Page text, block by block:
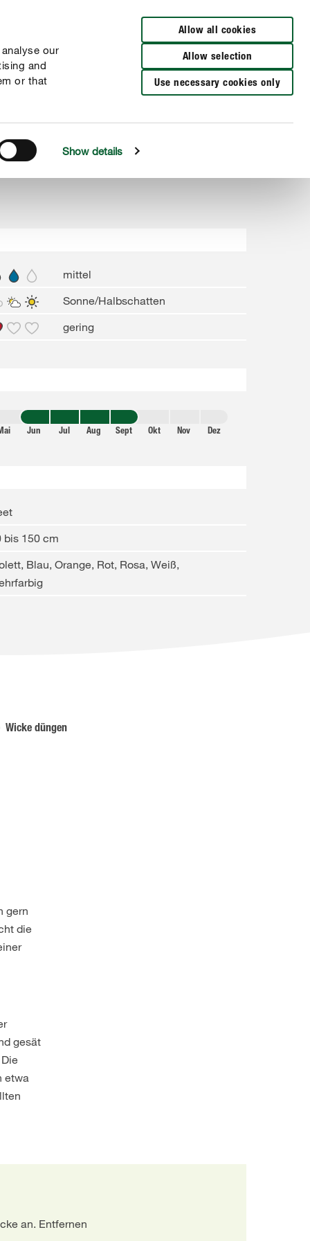
our
and
or that
Show details
Allow all cookies
Allow selection
Use necessary cookies only
mittel
Sonne/Halbschatten
gering
Jun Jul Aug Sept Okt Nov Dez
bis 150 cm
Blau, Orange, Rot, Rosa, Weiß,
Wicke düngen
gern
die
gesät
etwa
an. Entfernen